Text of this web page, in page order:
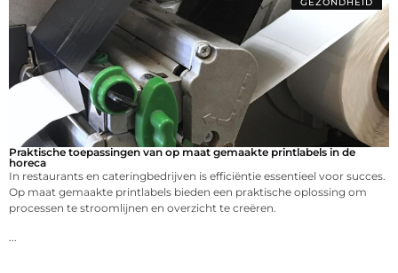
GEZONDHEID
Praktische toepassingen van op maat gemaakte printlabels in de
horeca
In restaurants en cateringbedrijven is efficiëntie essentieel voor succes.
Op maat gemaakte printlabels bieden een praktische oplossing om
processen te stroomlijnen en overzicht te creëren.